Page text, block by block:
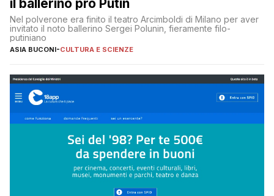
il ballerino pro Putin
Nel polverone era finito il teatro Arcimboldi di Milano per aver
invitato il noto ballerino Sergei Polunin, fieramente filo-
putiniano
ASIA BUCONI-CULTURA E SCIENZE